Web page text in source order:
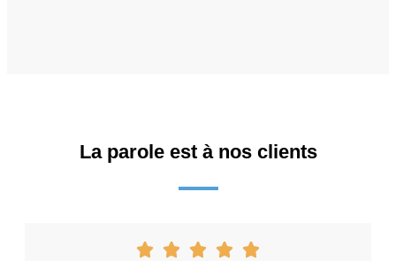
La parole est à nos clients